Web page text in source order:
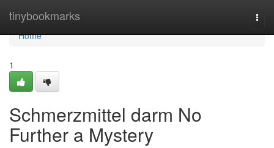
tinybookmarks
Home
Home
1
Schmerzmittel darm No
Further a Mystery